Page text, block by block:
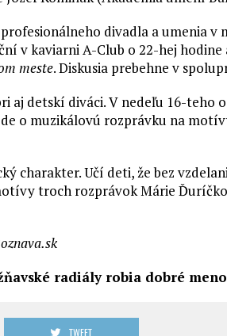
divadla a umenia v
v kaviarni A-Club o 22-hej
meste. Diskusia prebehne v
aj detskí diváci. V nedeľu 16-teho
o muzikálovú rozprávku na
charakter. Učí deti, že bez
troch rozprávok Márie
radiály robia dobré
TWEET